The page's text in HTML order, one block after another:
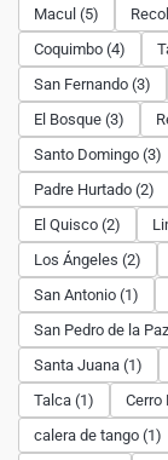
Macul (5)
Coquimbo (4)
San Fernando (3)
El Bosque (3)
Santo Domingo (3)
Padre Hurtado (2)
El Quisco (2)
Los Ángeles (2)
San Antonio (1)
San Pedro de la
Santa Juana (1)
Talca (1)
Cerro
calera de tango (1)